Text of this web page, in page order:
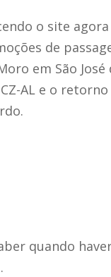
o site
de
em São
AL e o
quando